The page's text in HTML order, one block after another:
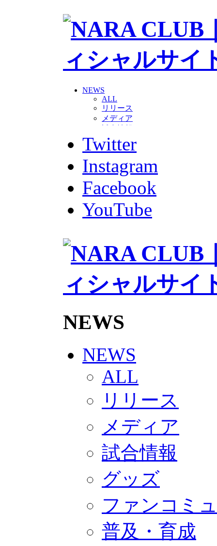
NEWS
ALL
リリース
メディア
グッズ
ファンコミュニティ
ホームタウン
コラム
その他
TEAM
2026/27トップチーム
2026/27トップチームスタッフ
チアダンススクール
ボランティアチーム「volundeer」
HOMEGAME
観戦ルール＆マナー
写真・動画使用ガイドライン
ロートフィールド奈良
2026/27
練習見学時のファンサービスに
奈良クラブ明治安田J3リーグ
奈良クラブ明治安田Ｊ3リーグ
観戦ルール＆マナー
FANCOMMUNITY
サポートショップ
GOODS
オフィシャルストア（実店舗）
オンラインストア
ACADEMY
アカデミーについて
プロジェクト
ジュニア
ジュニアユース
ユース
練習拠点（ナラディーア）
Twitter
Instagram
Facebook
YouTube
NEWS
NEWS
ALL
リリース
メディア
試合情報
グッズ
ファンコミ
普及・育成